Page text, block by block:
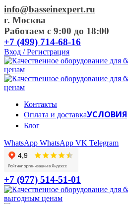
info@basseinexpert.ru
г. Москва
Работаем с 9:00 до 18:00
+7 (499) 714-68-16
Вход / Регистрация
Контакты
Оплата и доставкаУСЛОВИЯ
Блог
WhatsApp WhatsApp VK Telegram
+7 (977) 514-51-01